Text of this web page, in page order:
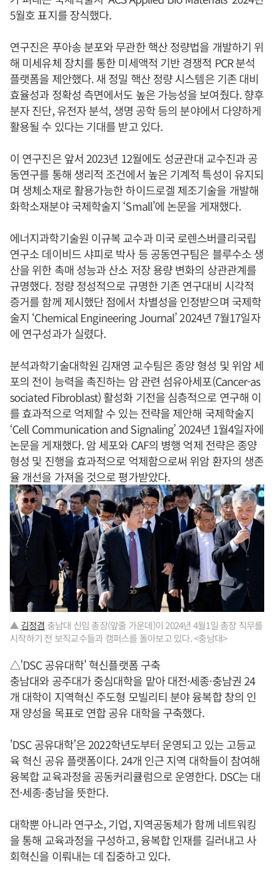
5월호 표지를 장식했다.
연구진은 푸아송 분포와 무관한 핵산 정량법을 개발하기 위
해 미세유체 장치를 통한 미세액적 기반 경쟁적 PCR 분석
플랫폼을 제안했다. 새 정밀 핵산 정량 시스템은 기존 대비
효율성과 정확성 측면에서도 높은 가능성을 보여줬다. 향후
분자 진단, 유전자 분석, 생명 공학 등의 분야에서 다양하게
활용될 수 있다는 기대를 받고 있다.
이 연구진은 앞서 2023년 12월에도 성균관대 교수진과 공
동연구를 통해 생리적 조건에서 높은 기계적 특성이 유지되
며 생체소재로 활용가능한 하이드로겔 제조기술을 개발해
화학소재분야 국제학술지 ‘Small’에 논문을 게재했다.
에너지과학기술원 이규복 교수과 미국 로렌스버클리국립
연구소 데이비드 샤피로 박사 등 공동연구팀은 블루수소 생
산을 위한 촉매 성능과 산소 저장 용량 변화의 상관관계를
규명했다. 정량 정성적으로 규명한 기존 연구대비 시각적
증거를 함께 제시했단 점에서 차별성을 인정받으며 국제학
술지 ‘Chemical Engineering Journal’ 2024년 7월17일자
에 연구성과가 실렸다.
분석과학기술대학원 김재영 교수팀은 종양 형성 및 위암 세
포의 전이 능력을 촉진하는 암 관련 섬유아세포(Cancer-as
sociated Fibroblast) 활성화 기전을 심층적으로 연구해 이
를 효과적으로 억제할 수 있는 전략을 제안해 국제학술지
‘Cell Communication and Signaling’ 2024년 1월4일자에
논문을 게재했다. 암 세포와 CAF의 병행 억제 전략은 종양
형성 및 진행을 효과적으로 억제함으로써 위암 환자의 생존
율 개선을 가져올 것으로 평가받았다.
▲ 김정겸 충남대 신임 총장(앞줄 가운데)이 2024년 4월1일 총장 직무를
시작하기 전 보직교수들과 캠퍼스를 돌아보고 있다. <충남대>
△'DSC 공유대학' 혁신플랫폼 구축
충남대와 공주대가 중심대학을 맡아 대전·세종·충남권 24
개 대학이 지역혁신 주도형 모빌리티 분야 융복합 창의 인
재 양성을 목표로 연합 공유 대학을 구축했다.
'DSC 공유대학'은 2022학년도부터 운영되고 있는 고등교
육 혁신 공유 플랫폼이다. 24개 인근 지역 대학들이 참여해
융복합 교육과정을 공동커리큘럼으로 운영한다. DSC는 대
전·세종·충남을 뜻한다.
대학뿐 아니라 연구소, 기업, 지역공동체가 함께 네트워킹
을 통해 교육과정을 구성하고, 융복합 인재를 길러내고 사
회혁신을 이뤄내는 데 집중하고 있다.